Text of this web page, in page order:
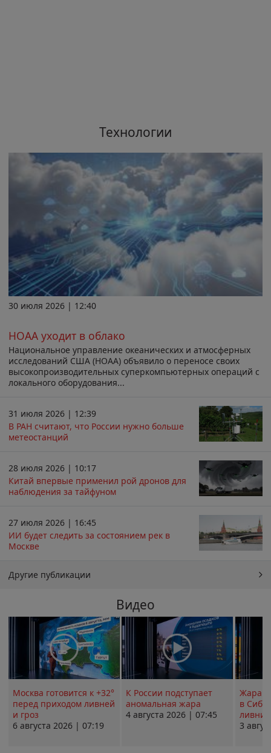
Технологии
30 июля 2026 | 12:40
НОАА уходит в облако
Национальное управление океанических и атмосферных
исследований США (НОАА) объявило о переносе своих
высокопроизводительных суперкомпьютерных операций с
локального оборудования...
31 июля 2026 | 12:39
В РАН считают, что России нужно больше
метеостанций
28 июля 2026 | 10:17
Китай впервые применил рой дронов для
наблюдения за тайфуном
27 июля 2026 | 16:45
ИИ будет следить за состоянием рек в
Москве
Другие публикации
Видео
Москва готовится к +32°
перед приходом ливней
и гроз
6 августа 2026 | 07:19
К России подступает
аномальная жара
4 августа 2026 | 07:45
Жара в
в
ливни
3